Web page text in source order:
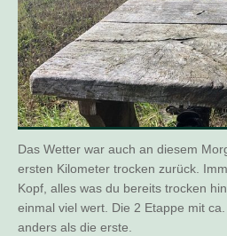
Das Wetter war auch an diesem
ersten Kilometer trocken zurück.
Kopf, alles was du bereits trocken
einmal viel wert. Die 2 Etappe mit
anders als die erste.